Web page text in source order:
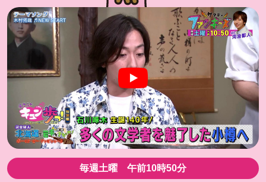
Pick Up 動画
毎週土曜 午前10時50分
毎週土曜 午前10時50分～放送
サタデーファンキーズ
今週はVTR放送です